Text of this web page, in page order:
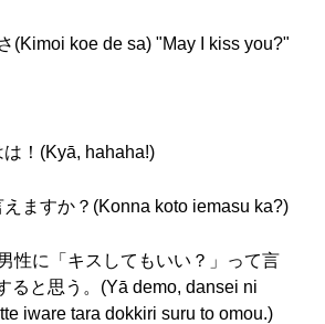
(Kimoi koe de sa) "May I kiss you?"
！(Kyā, hahaha!)
ますか？(Konna koto iemasu ka?)
性に「キスしてもいい？」って言
ると思う。(Yā demo, dansei ni
iware tara dokkiri suru to omou.)